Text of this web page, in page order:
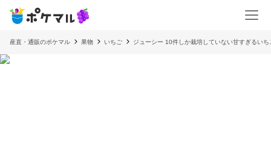
産直・通販のポケマル 果物 いちご ジューシー 10件しか栽培していない甘すぎるい